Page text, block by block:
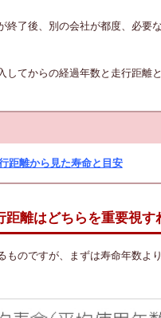
終了後、別の会社が都度、必要
してからの経過年数と走行距離
距離から見た寿命と目安
離はどちらを重要視す
ものですが、まずは寿命年数よ